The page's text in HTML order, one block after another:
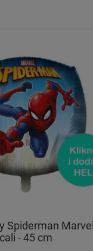
Spiderman
cali - 45 cm